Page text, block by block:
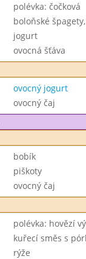
polévka: čočková
boloňské
jogurt
ovocná šťáva
ovocný jogurt
ovocný čaj
bobík
piškoty
ovocný čaj
polévka: hovězí
kuřecí směs s
rýže